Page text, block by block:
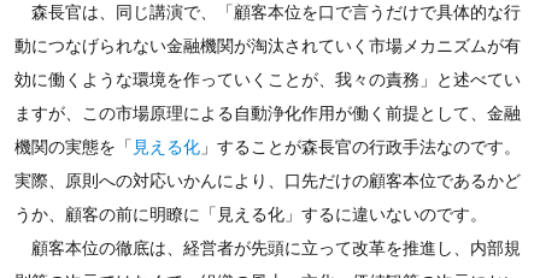
森長官は、同じ講演で、「顧客本位を口で言うだけで具体的な行
動につなげられない金融機関が淘汰されていく市場メカニズムが有
効に働くような環境を作っていくことが、我々の責務」と述べてい
ますが、この市場原理による自動浄化作用が働く前提として、金融
機関の実態を「 見える化」することが森長官の行政手法なのです。
実際、原則への対応いかんにより、口先だけの顧客本位であるかど
うか、顧客の前に明瞭に「見える化」するに違いないのです。
顧客本位の徹底は、経営者が先頭に立って改革を推進し、内部規